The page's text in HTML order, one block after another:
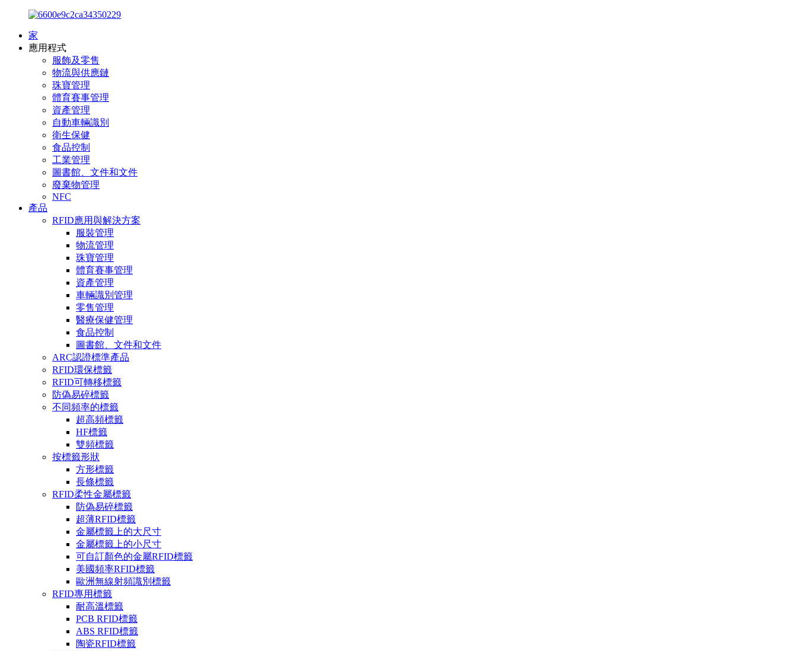
家
應用程式
服飾及零售
物流與供應鏈
珠寶管理
體育賽事管理
資產管理
自動車輛識別
衛生保健
食品控制
工業管理
圖書館、文件和文件
廢棄物管理
NFC
產品
RFID應用與解決方案
服裝管理
物流管理
珠寶管理
體育賽事管理
資產管理
車輛識別管理
零售管理
醫療保健管理
食品控制
圖書館、文件和文件
ARC認證標準產品
RFID環保標籤
RFID可轉移標籤
防偽易碎標籤
不同頻率的標籤
超高頻標籤
HF標籤
雙頻標籤
按標籤形狀
方形標籤
長條標籤
RFID柔性金屬標籤
防偽易碎標籤
超薄RFID標籤
金屬標籤上的大尺寸
金屬標籤上的小尺寸
可自訂顏色的金屬RFID標籤
美國頻率RFID標籤
歐洲無線射頻識別標籤
RFID專用標籤
耐高溫標籤
PCB RFID標籤
ABS RFID標籤
陶瓷RFID標籤